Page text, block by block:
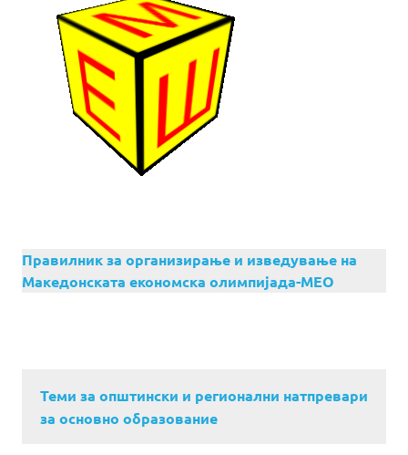
Правилник за организирање и изведување на
Македонската економска олимпијада-МЕО
Теми за општински и регионални натпревари
за основно образование